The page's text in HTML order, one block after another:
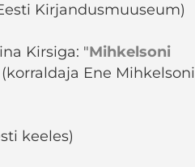
Kirjandusmuuseum)
Kirsiga: "Mihkelsoni
Ene Mihkelsoni
keeles)